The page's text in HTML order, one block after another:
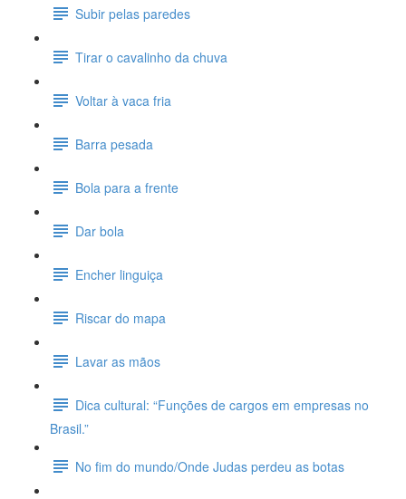
Subir pelas paredes
Tirar o cavalinho da chuva
Voltar à vaca fria
Barra pesada
Bola para a frente
Dar bola
Encher linguiça
Riscar do mapa
Lavar as mãos
Dica cultural: “Funções de cargos em empresas no
Brasil.”
No fim do mundo/Onde Judas perdeu as botas